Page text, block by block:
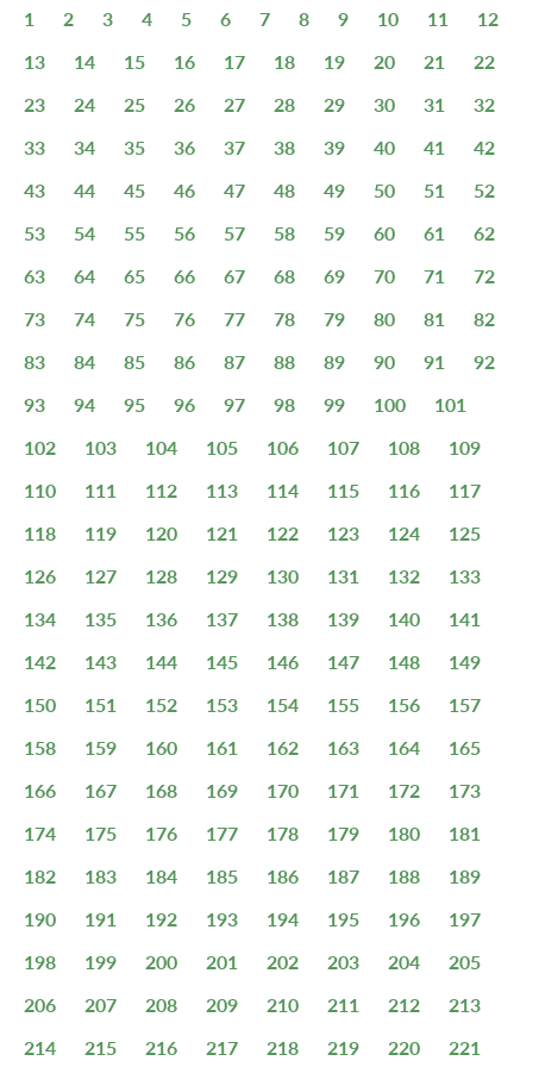
1 2 3 4 5 6 7 8 9 10 11
12
13
14 15 16 17 18 19 20 21
22
23
24 25 26 27 28 29 30 31
32
33
34 35 36 37 38 39 40 41
42
43
44 45 46 47 48 49 50 51
52
53
54 55 56 57 58 59 60 61
62
63
64 65 66 67 68 69 70 71
72
73
74 75 76 77 78 79 80 81
82
83
84 85 86 87 88 89 90 91
92
93
94 95 96 97 98 99 100
101
102
103 104 105 106 107 108
109
110
111 112 113 114 115 116
117
118
119 120 121 122 123 124
125
126
127 128 129 130 131 132
133
134
135 136 137 138 139 140
141
142
143 144 145 146 147 148
149
150
151 152 153 154 155 156
157
158
159 160 161 162 163 164
165
166
167 168 169 170 171 172
173
174
175 176 177 178 179 180
181
182
183 184 185 186 187 188
189
190
191 192 193 194 195 196
197
198
199 200 201 202 203 204
205
206
207 208 209 210 211 212
213
214
215 216 217 218 219 220 221